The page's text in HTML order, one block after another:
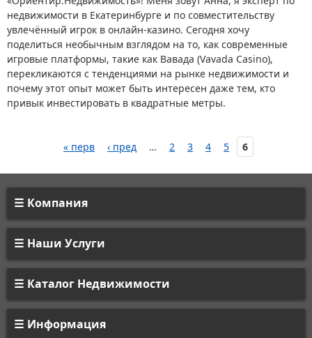
недвижимости в Екатеринбурге и по совместительству
увлечённый игрок в онлайн-казино. Сегодня хочу
поделиться необычным взглядом на то, как современные
игровые платформы, такие как Вавада (Vavada Casino),
перекликаются с тенденциями на рынке недвижимости и
почему этот опыт может быть интересен даже тем, кто
привык инвестировать в квадратные метры.
« перв ‹ пред … 2 3 4 5 6
Компания
Наши Услуги
Каталог Недвижимости
Информация